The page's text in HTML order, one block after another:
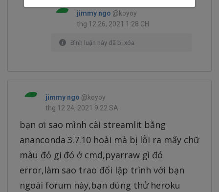
jimmy ngo @koyoy
thg 12 26, 2021 1:28 CH
Bình luận này đã bị xóa
jimmy ngo @koyoy
thg 12 24, 2021 9:22 SA
bạn ơi sao mình cài streamlit bằng
ananconda 3.7.10 hoài mà bị lỗi ra mấy chữ
màu đỏ gi đó ở cmd,pyarraw gì đó
error,làm sao trao đổi lập trình với bạn
ngoài forum này,bạn dùng thử heroku